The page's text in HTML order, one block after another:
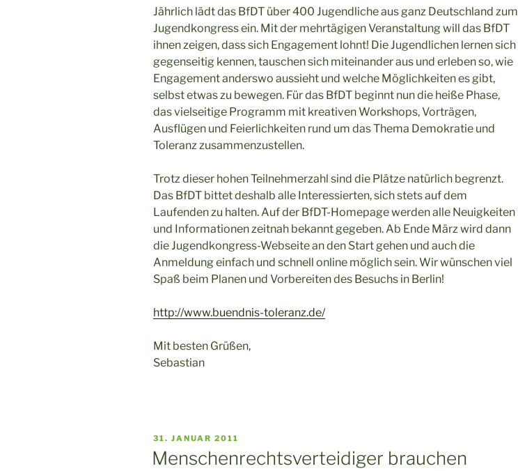
Jährlich lädt das BfDT über 400 Jugendliche aus ganz Deutschland zum
Jugendkongress ein. Mit der mehrtägigen Veranstaltung will das BfDT
ihnen zeigen, dass sich Engagement lohnt! Die Jugendlichen lernen sich
gegenseitig kennen, tauschen sich miteinander aus und erleben so, wie
Engagement anderswo aussieht und welche Möglichkeiten es gibt,
selbst etwas zu bewegen. Für das BfDT beginnt nun die heiße Phase,
das vielseitige Programm mit kreativen Workshops, Vorträgen,
Ausflügen und Feierlichkeiten rund um das Thema Demokratie und
Toleranz zusammenzustellen.
Trotz dieser hohen Teilnehmerzahl sind die Plätze natürlich begrenzt.
Das BfDT bittet deshalb alle Interessierten, sich stets auf dem
Laufenden zu halten. Auf der BfDT-Homepage werden alle Neuigkeiten
und Informationen zeitnah bekannt gegeben. Ab Ende März wird dann
die Jugendkongress-Webseite an den Start gehen und auch die
Anmeldung einfach und schnell online möglich sein. Wir wünschen viel
Spaß beim Planen und Vorbereiten des Besuchs in Berlin!
http://www.buendnis-toleranz.de/
Mit besten Grüßen,
Sebastian
VERÖFFENTLICHT
31. JANUAR 2011
Menschenrechtsverteidiger brauchen